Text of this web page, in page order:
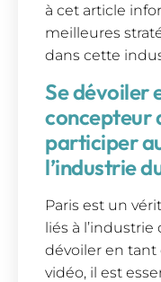
à cet article
meilleures
dans cette
Se dévoiler
concepteur
participer
l’industrie
Paris est un
liés à
dévoiler en
vidéo, il est